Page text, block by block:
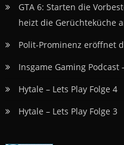
GTA 6: Starten die
heizt die Gerüchteküche
Polit-Prominenz eröffnet
Insgame Gaming Podcast
Hytale – Lets Play Folge 4
Hytale – Lets Play Folge 3